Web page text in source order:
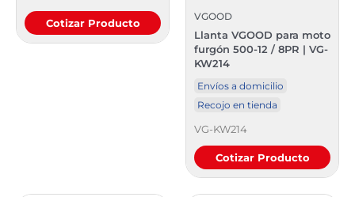
Cotizar Producto
VGOOD
Llanta VGOOD para moto
furgón 500-12 / 8PR | VG-
KW214
Envíos a domicilio
Recojo en tienda
VG-KW214
Cotizar Producto